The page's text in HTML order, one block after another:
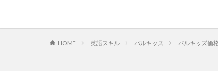
HOME 英語スキル パルキッズ パルキッズ価